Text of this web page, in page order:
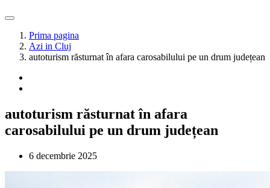
Prima pagina
Azi in Cluj
autoturism răsturnat în afara carosabilului pe un drum județean
autoturism răsturnat în afara
carosabilului pe un drum județean
6 decembrie 2025